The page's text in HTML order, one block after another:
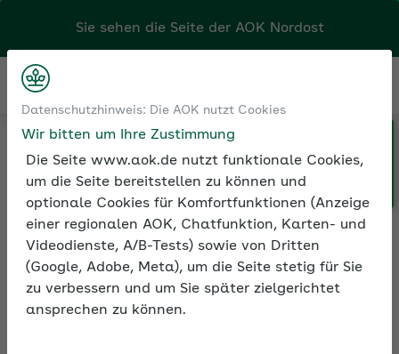
Datenschutzhinweis: Die AOK nutzt Cookies
Wir bitten um Ihre Zustimmung
Die Seite www.aok.de nutzt funktionale Cookies,
um die Seite bereitstellen zu können und
optionale Cookies für Komfortfunktionen (Anzeige
einer regionalen AOK, Chatfunktion, Karten- und
Videodienste, A/B-Tests) sowie von Dritten
(Google, Adobe, Meta), um die Seite stetig für Sie
zu verbessern und um Sie später zielgerichtet
ansprechen zu können.
Sie sehen die Seite der AOK Nordost
Klicken Sie hier, wenn Sie Ihre
AOK/Region wechseln möchten.
Medien und Seminare
Seminarvideos
Betriebliche Gesundheitsförderung
Arbeiten mit Sinn – macht glücklich und hält gesund
Seminarvideo: Arbeiten
mit Sinn – macht